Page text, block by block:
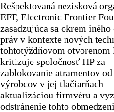
Rešpektovaná nezisková
EFF, Electronic Frontier
zasadzujúca sa okrem iného
práv v kontexte nových
tohtotýždňovom otvorenom
kritizuje spoločnosť HP za
zablokovanie atramentov
výrobcov v jej tlačiarňach
aktualizáciou firmvéru a
odstránenie tohto